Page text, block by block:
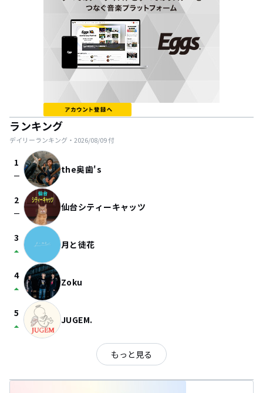
ランキング
デイリーランキング・ 2026/08/09付
1
check_indeterminate_small the奥歯's
2
check_indeterminate_small 仙台シティーキャッツ
3
arrow_drop_up 月と徒花
4
arrow_drop_up Zoku
5
arrow_drop_up JUGEM.
もっと見る